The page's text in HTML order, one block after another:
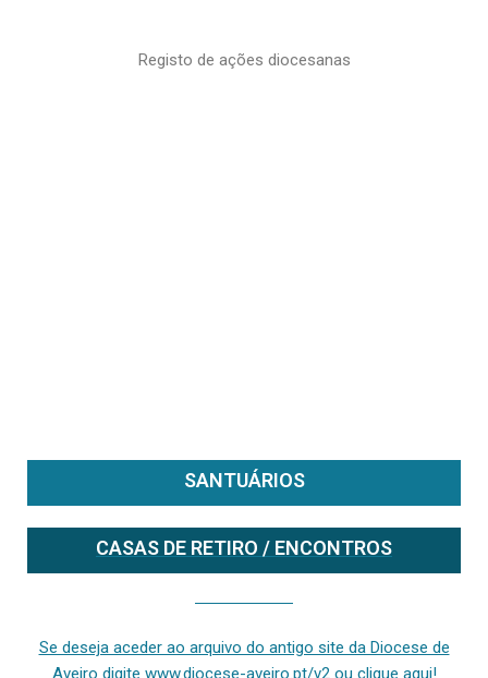
Registo de ações diocesanas
SANTUÁRIOS
CASAS DE RETIRO / ENCONTROS
Se deseja aceder ao arquivo do antigo site da Diocese de
Aveiro digite www.diocese-aveiro.pt/v2 ou clique aqui!